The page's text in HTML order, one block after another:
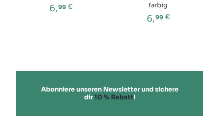
6,99 €
Optionen
farbig
6,99 €
Abonniere unseren Newsletter und sichere
dir10 % Rabatt!